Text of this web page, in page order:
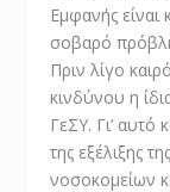
Εμφανής είναι
σοβαρό
Πριν λίγο
κινδύνου η
ΓεΣΥ. Γι’ αυτό
της εξέλιξης
νοσοκομείων